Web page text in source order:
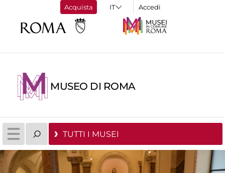
Acquista Accedi
MUSEO DI ROMA
TUTTI I MUSEI